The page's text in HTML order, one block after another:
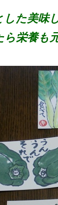
した美味
ら栄養も